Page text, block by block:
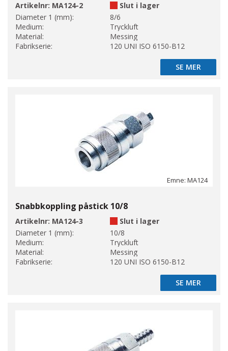
Artikelnr: MA124-2
Slut i lager
Diameter 1 (mm):
8/6
Medium:
Tryckluft
Material:
Messing
Fabrikserie:
120 UNI ISO 6150-B12
SE MER
SE MER
Emne: MA124
Snabbkoppling påstick 10/8
Artikelnr: MA124-3
Slut i lager
Diameter 1 (mm):
10/8
Medium:
Tryckluft
Material:
Messing
Fabrikserie:
120 UNI ISO 6150-B12
SE MER
SE MER